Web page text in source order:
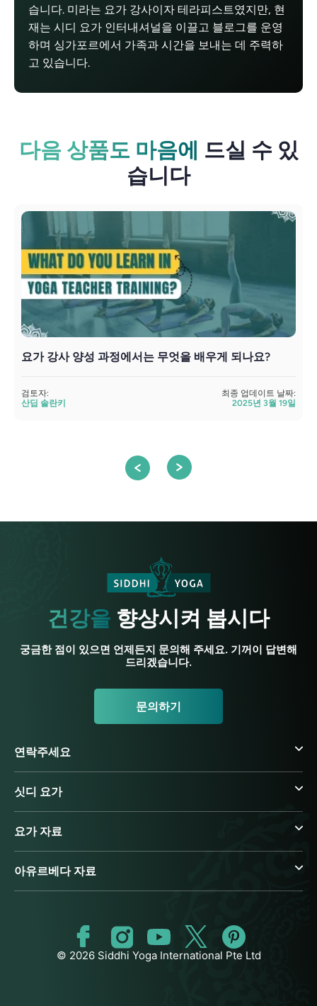
습니다. 미라는 요가 강사이자 테라피스트였지만, 현
재는 시디 요가 인터내셔널을 이끌고 블로그를 운영
하며 싱가포르에서 가족과 시간을 보내는 데 주력하
고 있습니다.
다음 상품도 마음에 드실 수 있
습니다
요가 강사 양성 과정에서는 무엇을 배우게 되나요?
검토자:
산딥 솔란키
최종 업데이트 날짜:
2025년 3월 19일
건강을 향상시켜 봅시다
궁금한 점이 있으면 언제든지 문의해 주세요. 기꺼이 답변해
드리겠습니다.
문의하기
연락주세요
싯디 요가
요가 자료
아유르베다 자료
© 2026 Siddhi Yoga International Pte Ltd